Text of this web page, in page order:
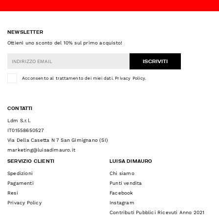
NEWSLETTER
Ottieni uno sconto del 10% sul primo acquisto!
ISCRIVITI
Acconsento al trattamento dei miei dati. Privacy Policy.
CONTATTI
Ldm S.r.l.
IT01558650527
Via Della Casetta N 7 San Gimignano (SI)
marketing@luisadimauro.it
SERVIZIO CLIENTI
Spedizioni
Pagamenti
Resi
Privacy Policy
LUISA DIMAURO
Chi siamo
Punti vendita
Facebook
Instagram
Contributi Pubblici Ricevuti Anno 2021